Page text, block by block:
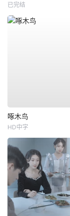
已完结
啄木鸟
HD中字